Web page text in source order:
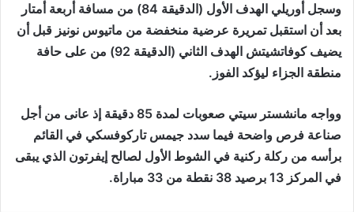
وسجل أوريلي الهدف الأول (الدقيقة 84) من مسافة أربعة أمتار
بعد أن استقبل تمريرة عرضية منخفضة من ماتيوس نونيز قبل أن
يضيف كوفاتشيتش الهدف الثاني (الدقيقة 92) من على حافة
منطقة الجزاء ليؤكد الفوز.
وواجه مانشستر سيتي صعوبات لمدة 85 دقيقة إذ عانى من أجل
صناعة فرص واضحة فيما سدد جيمس تاركوفسكي في القائم
برأسه من ركلة ركنية في الشوط الأول لصالح إيفرتون الذي يبقى
في المركز 13 برصيد 38 نقطة من 33 مباراة.